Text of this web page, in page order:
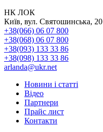
НК ЛОК
Київ, вул. Святошинська, 20
+38(066) 06 07 800
+38(068) 06 07 800
+38(093) 133 33 86
+38(098) 133 33 86
arlanda@ukr.net
Новини і статті
Відео
Партнери
Прайс лист
Контакти